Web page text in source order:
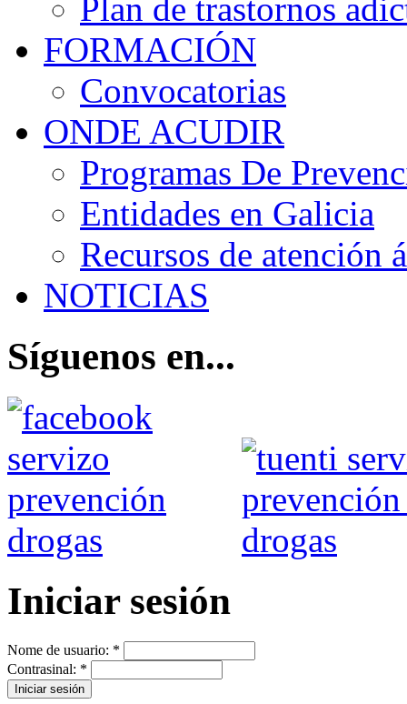
Plan de trastornos
FORMACIÓN
Convocatorias
ONDE ACUDIR
Programas De
Entidades en Galicia
Recursos de atención
NOTICIAS
Síguenos en...
Iniciar sesión
Nome de usuario: *
Contrasinal: *